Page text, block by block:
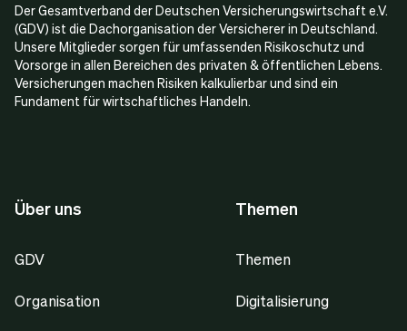
Der Gesamtverband der Deutschen Versicherungswirtschaft e.V.
(GDV) ist die Dachorganisation der Versicherer in Deutschland.
Unsere Mitglieder sorgen für umfassenden Risikoschutz und
Vorsorge in allen Bereichen des privaten & öffentlichen Lebens.
Versicherungen machen Risiken kalkulierbar und sind ein
Fundament für wirtschaftliches Handeln.
Über uns
GDV
Organisation
Themen
Themen
Digitalisierung